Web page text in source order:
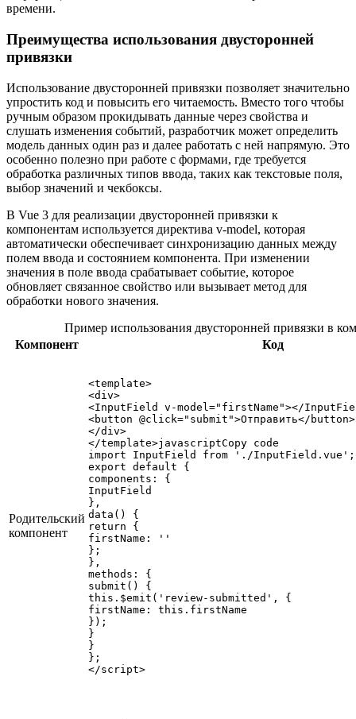
времени.
Преимущества использования двусторонней
привязки
Использование двусторонней привязки позволяет значительно
упростить код и повысить его читаемость. Вместо того чтобы
ручным образом прокидывать данные через свойства и
слушать изменения событий, разработчик может определить
модель данных один раз и далее работать с ней напрямую. Это
особенно полезно при работе с формами, где требуется
обработка различных типов ввода, таких как текстовые поля,
выбор значений и чекбоксы.
В Vue 3 для реализации двусторонней привязки к
компонентам используется директива v-model, которая
автоматически обеспечивает синхронизацию данных между
полем ввода и состоянием компонента. При изменении
значения в поле ввода срабатывает событие, которое
обновляет связанное свойство или вызывает метод для
обработки нового значения.
Пример использования двусторонней привязки в
Компонент
Код
Родительский
компонент
<template>
<div>
<InputField v-model="firstName"></
<button @click="submit">Отправить</button>
</div>
</template>javascriptCopy code
import InputField from './InputField.vue';
export default {
components: {
InputField
},
data() {
return {
firstName: ''
};
},
methods: {
submit() {
this.$emit('review-submitted', {
firstName: this.firstName
});
}
}
};